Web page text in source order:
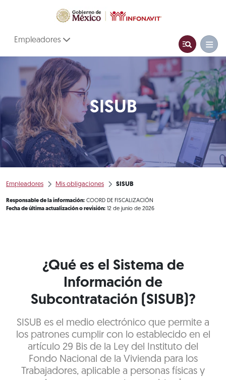
Empleadores
SISUB
Empleadores Mis obligaciones SISUB
Responsable de la información: COORD DE FISCALIZACIÓN
Fecha de última actualización o revisión: 12 de junio de 2026
¿Qué es el Sistema de
Información de
Subcontratación (SISUB)?
SISUB es el medio electrónico que permite a
los patrones cumplir con lo establecido en el
artículo 29 Bis de la Ley del Instituto del
Fondo Nacional de la Vivienda para los
Trabajadores, aplicable a personas físicas y